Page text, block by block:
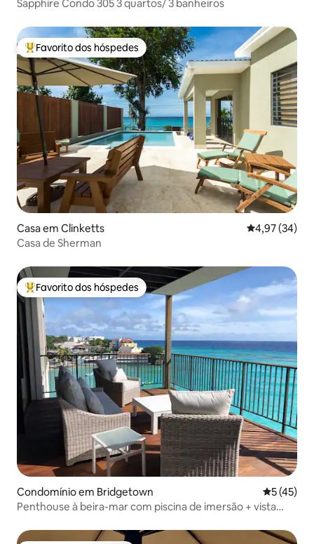
Sapphire Condo 305 3 quartos/ 3 banheiros
Favoritos dos hóspedes mais apreciados
Favorito dos hóspedes
Casa em Clinketts Classificação
4,97 (34)
Casa de Sherman
Favoritos dos hóspedes mais apreciados
Favorito dos hóspedes
Condomínio em Bridgetown
5 (45)
Penthouse à beira-mar com piscina de imersão + vista